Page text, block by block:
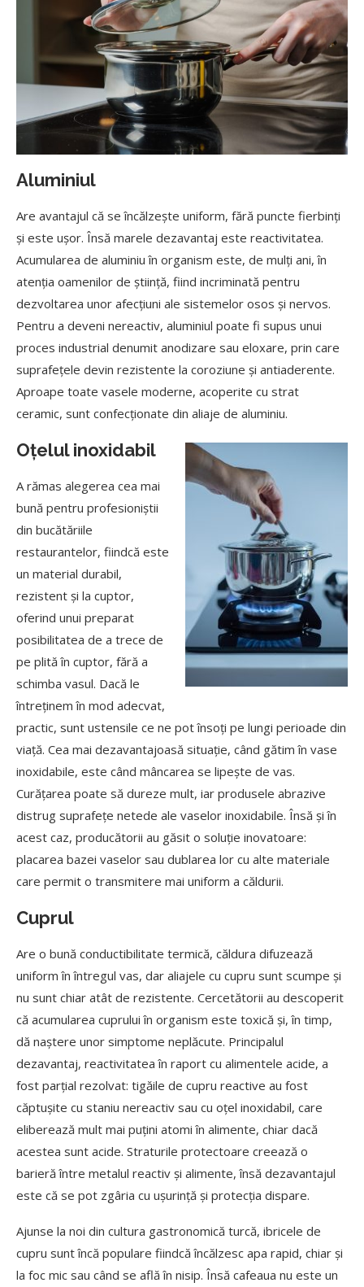
Aluminiul
Are avantajul că se încălzește uniform, fără puncte fierbinți
și este ușor. Însă marele dezavantaj este reactivitatea.
Acumularea de aluminiu în organism este, de mulți ani, în
atenția oamenilor de știință, fiind incriminată pentru
dezvoltarea unor afecțiuni ale sistemelor osos și nervos.
Pentru a deveni nereactiv, aluminiul poate fi supus unui
proces industrial denumit anodizare sau eloxare, prin care
suprafețele devin rezistente la coroziune și antiaderente.
Aproape toate vasele moderne, acoperite cu strat
ceramic, sunt confecționate din aliaje de aluminiu.
Oțelul inoxidabil
A rămas alegerea cea mai
bună pentru profesioniștii
din bucătăriile
restaurantelor, fiindcă este
un material durabil,
rezistent și la cuptor,
oferind unui preparat
posibilitatea de a trece de
pe plită în cuptor, fără a
schimba vasul. Dacă le
întreținem în mod adecvat,
practic, sunt ustensile ce ne pot însoți pe lungi perioade din
viață. Cea mai dezavantajoasă situație, când gătim în vase
inoxidabile, este când mâncarea se lipește de vas.
Curățarea poate să dureze mult, iar produsele abrazive
distrug suprafețe netede ale vaselor inoxidabile. Însă și în
acest caz, producătorii au găsit o soluție inovatoare:
placarea bazei vaselor sau dublarea lor cu alte materiale
care permit o transmitere mai uniform a căldurii.
Cuprul
Are o bună conductibilitate termică, căldura difuzează
uniform în întregul vas, dar aliajele cu cupru sunt scumpe și
nu sunt chiar atât de rezistente. Cercetătorii au descoperit
că acumularea cuprului în organism este toxică și, în timp,
dă naștere unor simptome neplăcute. Principalul
dezavantaj, reactivitatea în raport cu alimentele acide, a
fost parțial rezolvat: tigăile de cupru reactive au fost
căptușite cu staniu nereactiv sau cu oțel inoxidabil, care
eliberează mult mai puțini atomi în alimente, chiar dacă
acestea sunt acide. Straturile protectoare creează o
barieră între metalul reactiv și alimente, însă dezavantajul
este că se pot zgâria cu ușurință și protecția dispare.
Ajunse la noi din cultura gastronomică turcă, ibricele de
cupru sunt încă populare fiindcă încălzesc apa rapid, chiar și
la foc mic sau când se află în nisip. Însă cafeaua nu este un